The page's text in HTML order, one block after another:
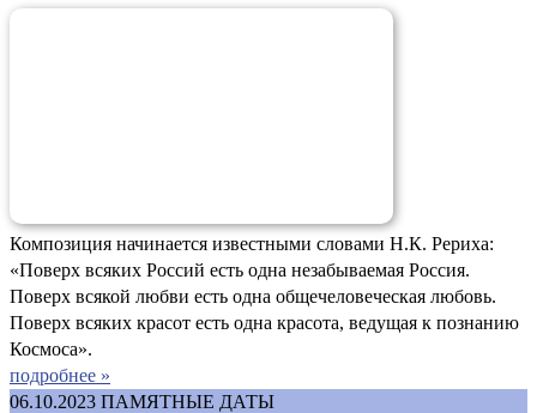
Композиция начинается известными словами Н.К. Рериха:
«Поверх всяких Россий есть одна незабываемая Россия.
Поверх всякой любви есть одна общечеловеческая любовь.
Поверх всяких красот есть одна красота, ведущая к познанию
Космоса».
подробнее »
06.10.2023 ПАМЯТНЫЕ ДАТЫ